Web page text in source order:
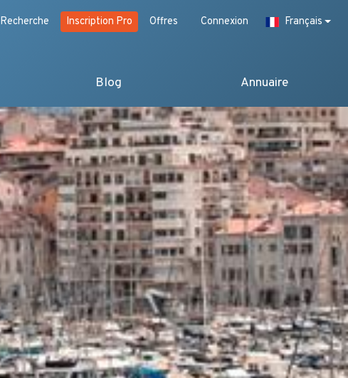
Recherche Inscription Pro Offres Connexion Français
Blog Annuaire